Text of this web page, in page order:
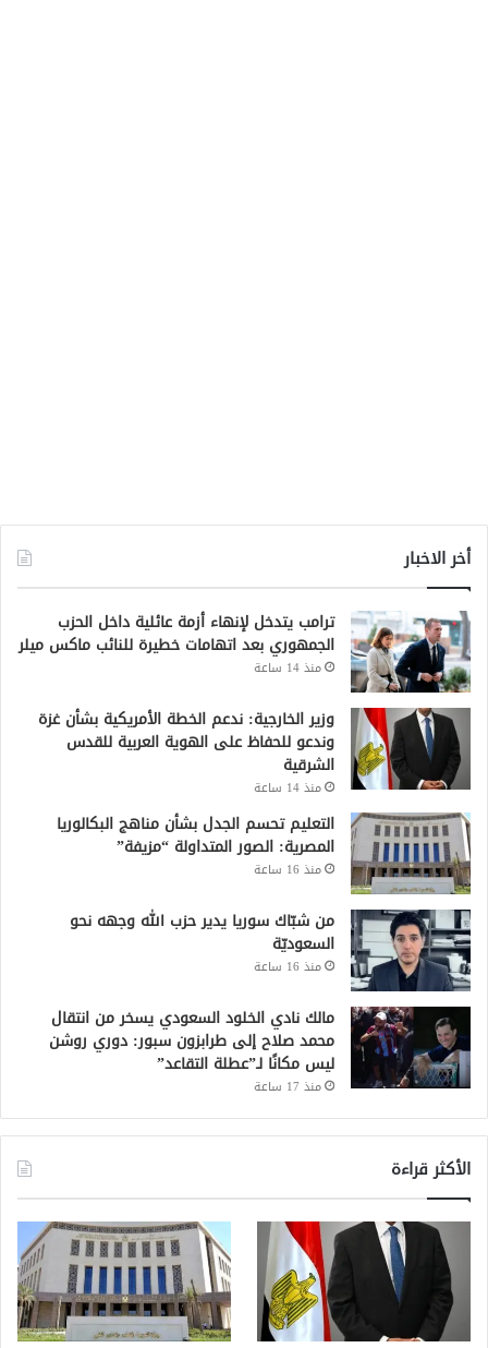
أخر الاخبار
ترامب يتدخل لإنهاء أزمة عائلية داخل الحزب
الجمهوري بعد اتهامات خطيرة للنائب ماكس ميلر
منذ 14 ساعة
وزير الخارجية: ندعم الخطة الأمريكية بشأن غزة
وندعو للحفاظ على الهوية العربية للقدس
الشرقية
منذ 14 ساعة
التعليم تحسم الجدل بشأن مناهج البكالوريا
المصرية: الصور المتداولة “مزيفة”
منذ 16 ساعة
من شبّاك سوريا يدير حزب الله وجهه نحو
السعوديّة
منذ 16 ساعة
مالك نادي الخلود السعودي يسخر من انتقال
محمد صلاح إلى طرابزون سبور: دوري روشن
ليس مكانًا لـ”عطلة التقاعد”
منذ 17 ساعة
الأكثر قراءة